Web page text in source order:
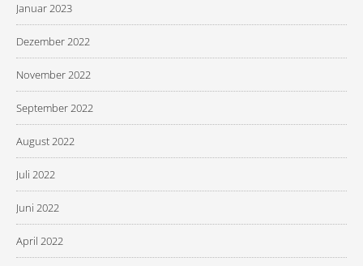
Januar 2023
Dezember 2022
November 2022
September 2022
August 2022
Juli 2022
Juni 2022
April 2022